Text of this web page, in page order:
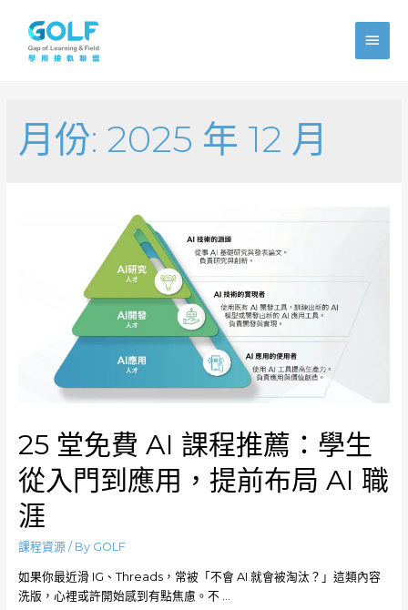
Main
月份: 2025 年 12 月
25 堂免費 AI 課程推薦：學生
從入門到應用，提前布局 AI 職
涯
課程資源 / By GOLF
如果你最近滑 IG、Threads，常被「不會 AI 就會被淘汰？」這類內容
洗版，心裡或許開始感到有點焦慮。不 …